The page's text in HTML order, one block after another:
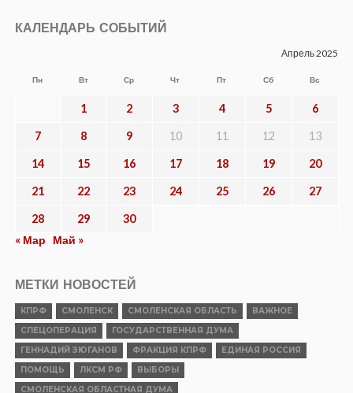
КАЛЕНДАРЬ СОБЫТИЙ
Апрель 2025
Пн Вт Ср Чт Пт Сб Вс
1 2 3 4 5 6
7 8 9 10 11 12 13
14 15 16 17 18 19 20
21 22 23 24 25 26 27
28 29
30
« Мар
Май »
МЕТКИ НОВОСТЕЙ
КПРФ СМОЛЕНСК СМОЛЕНСКАЯ ОБЛАСТЬ
ВАЖНОЕ
СПЕЦОПЕРАЦИЯ
ГОСУДАРСТВЕННАЯ ДУМА
ГЕННАДИЙ ЗЮГАНОВ
ФРАКЦИЯ КПРФ
ЕДИНАЯ РОССИЯ
ПОМОЩЬ
ЛКСМ РФ
ВЫБОРЫ
СМОЛЕНСКАЯ ОБЛАСТНАЯ ДУМА